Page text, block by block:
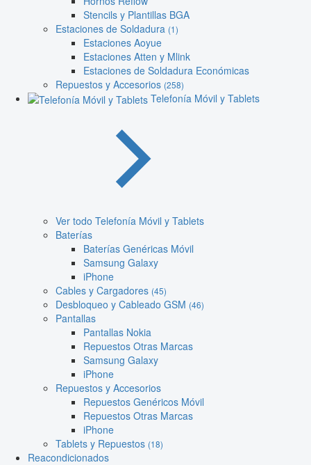
Stencils y Plantillas BGA
Estaciones de Soldadura (1)
Estaciones Aoyue
Estaciones Atten y Mlink
Estaciones de Soldadura Económicas
Repuestos y Accesorios (258)
Telefonía Móvil y Tablets
Ver todo Telefonía Móvil y Tablets
Baterías
Baterías Genéricas Móvil
Samsung Galaxy
iPhone
Cables y Cargadores (45)
Desbloqueo y Cableado GSM (46)
Pantallas
Pantallas Nokia
Repuestos Otras Marcas
Samsung Galaxy
iPhone
Repuestos y Accesorios
Repuestos Genéricos Móvil
Repuestos Otras Marcas
iPhone
Tablets y Repuestos (18)
Reacondicionados